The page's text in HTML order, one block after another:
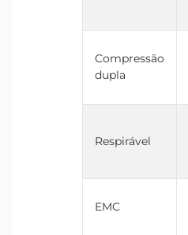
Compressão
dupla
Respirável
EMC